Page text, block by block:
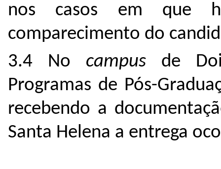
nos casos em que
comparecimento do
3.4 No campusde
Programas de Pós-
recebendo a
Santa Helena a entrega